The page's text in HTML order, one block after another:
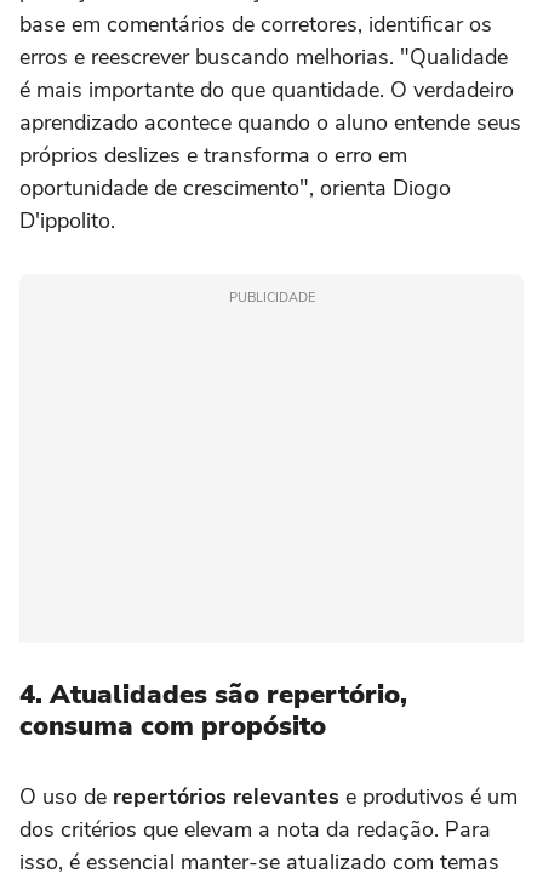
base em comentários de corretores, identificar os
erros e reescrever buscando melhorias. "Qualidade
é mais importante do que quantidade. O verdadeiro
aprendizado acontece quando o aluno entende seus
próprios deslizes e transforma o erro em
oportunidade de crescimento", orienta Diogo
D'ippolito.
PUBLICIDADE
4. Atualidades são repertório,
consuma com propósito
O uso de repertórios relevantes e produtivos é um
dos critérios que elevam a nota da redação. Para
isso, é essencial manter-se atualizado com temas